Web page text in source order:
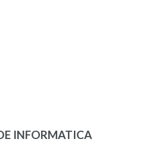
INFORMATICA